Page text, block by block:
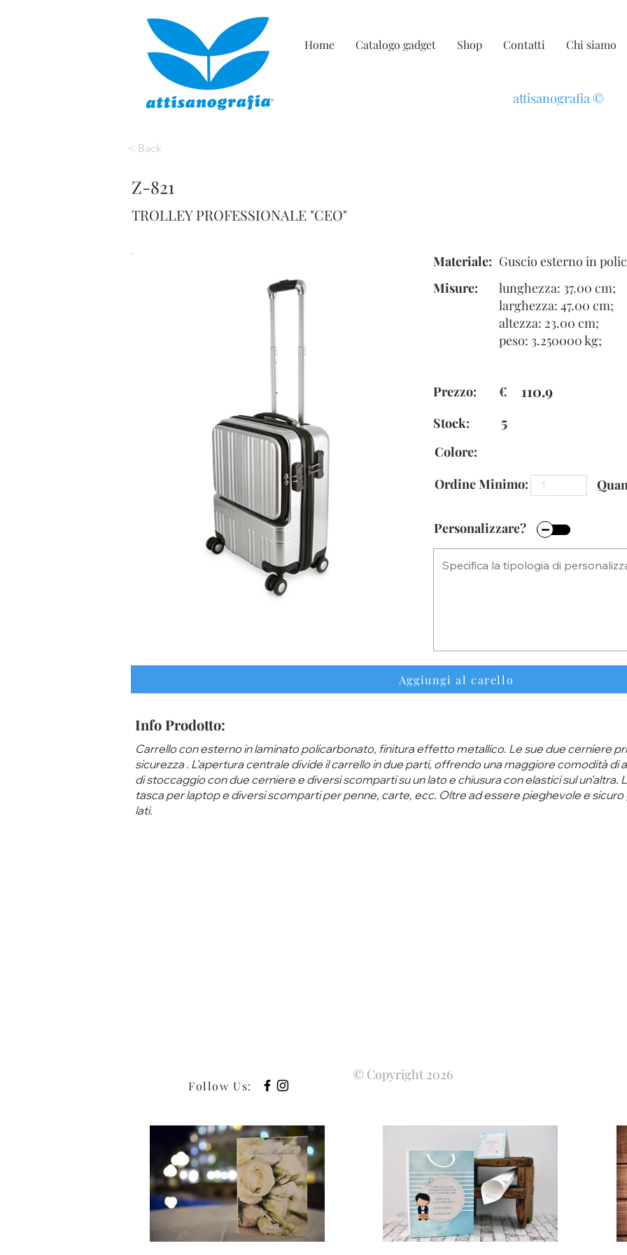
Home Catalogo gadget Shop Contatti Chi siamo
attisanografia ©
< Back
Z-821
TROLLEY PROFESSIONALE "CEO"
Materiale: Guscio esterno in
Misure:
lunghezza: 37.00 cm;
larghezza: 47.00 cm;
altezza: 23.00 cm;
peso: 3.250000 kg;
Prezzo: € 110.9
Stock: 5
Colore:
Ordine Minimo:
Personalizzare?
Aggiungi al carello
Info Prodotto:
Carrello con esterno in laminato policarbonato, finitura effetto metallico. Le sue due cerniere
sicurezza . L'apertura centrale divide il carrello in due parti, offrendo una maggiore comodità di
di stoccaggio con due cerniere e diversi scomparti su un lato e chiusura con elastici sul un'altra.
tasca per laptop e diversi scomparti per penne, carte, ecc. Oltre ad essere pieghevole e sicuro
lati.
Follow Us:
© Copyright 2026